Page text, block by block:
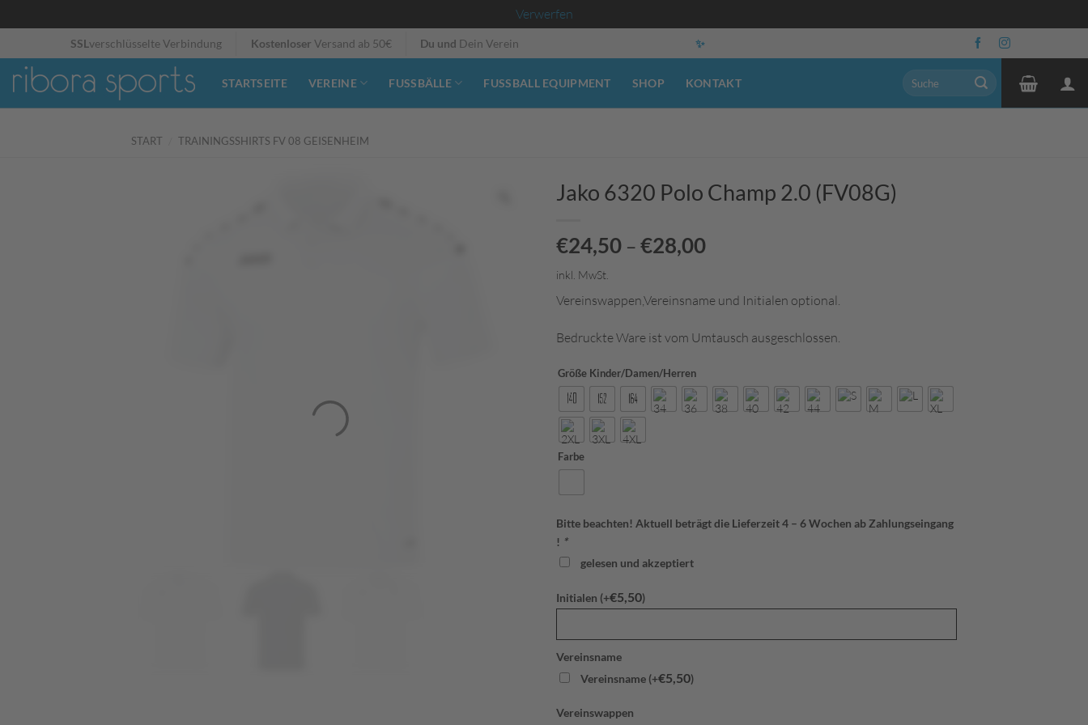
Verwerfen
Inhalt
springen
SSL verschlüsselte Verbindung Kostenloser Versand ab 50€ Du und Dein Verein ✨
STARTSEITE VEREINE FUSSBÄLLE FUSSBALL EQUIPMENT SHOP KONTAKT
START TRAININGSSHIRTS FV 08 GEISENHEIM
Jako 6320 Polo Champ 2.0 (FV08G)
€24,50 – €28,00
inkl. MwSt.
Vereinswappen,Vereinsname und Initialen optional.
Bedruckte Ware ist vom Umtausch ausgeschlossen.
Größe Kinder/Damen/Herren
Farbe
Bitte beachten! Aktuell beträgt die Lieferzeit 4 – 6 Wochen ab Zahlungseingang
! *
gelesen und akzeptiert
Initialen (+€5,50)
Vereinsname
Vereinsname (+€5,50)
Vereinswappen